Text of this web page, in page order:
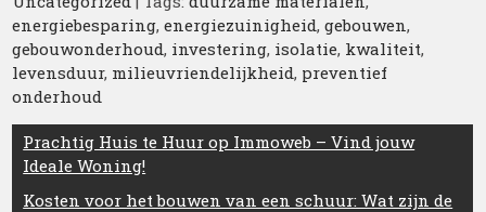
energiebesparing,energiezuinigheid,gebouwen,
gebouwonderhoud, investering, isolatie, kwaliteit,
levensduur, milieuvriendelijkheid, preventief
onderhoud
Berichtnavigatie
Prachtig Huis te Huur op Immoweb – Vind jouw
Ideale Woning!
Kosten voor het bouwen van een schuur: Wat zijn de